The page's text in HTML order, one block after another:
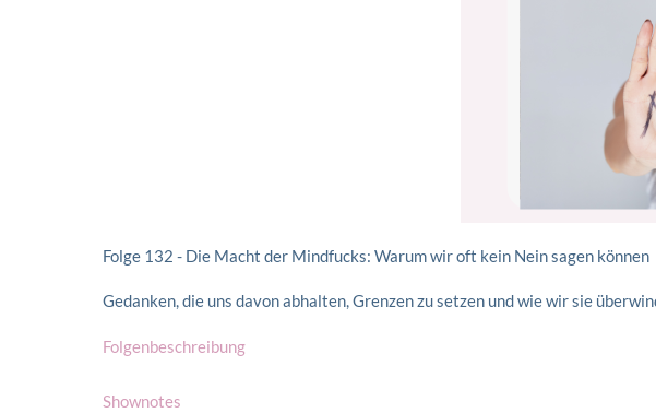
Folge 132 - Die Macht der Mindfucks: Warum wir oft kein Nein sagen können
Gedanken, die uns davon abhalten, Grenzen zu setzen und wie wir sie
Folgenbeschreibung
Shownotes